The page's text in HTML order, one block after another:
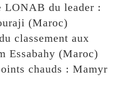
LONAB du leader :
(Maroc)
classement aux
Essabahy (Maroc)
chauds : Mamyr